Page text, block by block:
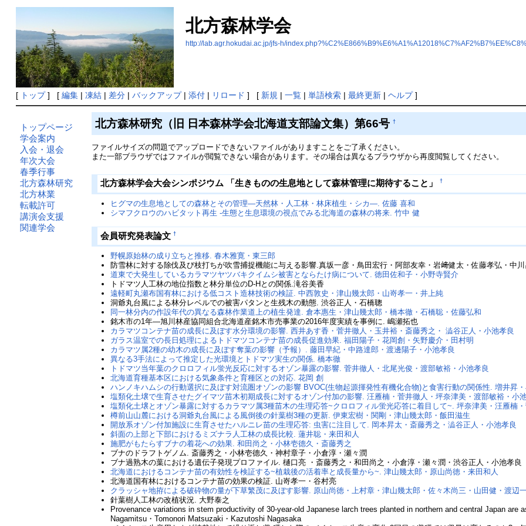
北方森林学会
http://lab.agr.hokudai.ac.jp/jfs-h/
[ トップ] [ 編集| 凍結| 差分| バックアップ| 添付| リロード ] [ 新規 | 一覧| 単語検索| 最終更新| ヘルプ]
トップページ
学会案内
入会・退会
年次大会
春季行事
北方森林研究
北方林業
転載許可
講演会支援
関連学会
北方森林研究（旧 日本森林学会北海道支部論文集）第66号†
ファイルサイズの問題でアップロードできないファイルがありますことをご了承ください。
また一部ブラウザではファイルが閲覧できない場合があります。その場合は異なるブラウザから再度閲覧してください。
北方森林学会大会シンポジウム 「生きものの生息地として森林管理に期待すること」 †
ヒグマの生息地としての森林とその管理―天然林・人工林・林床植生・シカ―. 佐藤 喜和
シマフクロウのハビタット再生 -生態と生息環境の視点でみる北海道の森林の将来. 竹中 健
会員研究発表論文 †
野幌原始林の成り立ちと推移. 春木雅寛・東三郎
防雪林に対する除伐及び枝打ちが吹雪捕捉機能に与える影響.真坂一彦・鳥田宏行・阿部友幸・岩﨑健太・佐藤孝弘・中
道東で大発生しているカラマツヤツバキクイムシ被害とならたけ病について. 徳田佐和子・小野寺賢介
トドマツ人工林の地位指数と林分単位のD-Hとの関係.滝谷美香
遠軽町丸瀬布国有林における低コスト造林技術の検証. 中西敦史・津山幾太郎・山嵜孝一・井上純
洞爺丸台風による林分レベルでの被害パタンと生残木の動態. 渋谷正人・石橋聰
同一林分内の作設年代の異なる森林作業道上の植生発達. 倉本惠生・津山幾太郎・橋本徹・石橋聡・佐藤弘和
銘木市の1年―旭川林産協同組合北海道産銘木市売事業の2016年度実績を事例に. 嶋瀬拓也
カラマツコンテナ苗の成長に及ぼす水分環境の影響. 西井あす香・菅井徹人・玉井裕・斎藤秀之・ 澁谷正人・小池孝良
ガラス温室での長日処理によるトドマツコンテナ苗の成長促進効果. 福田陽子・花岡創・矢野慶介・田村明
カラマツ属2種の幼木の成長に及ぼす奪葉の影響（予報）. 藤田早紀・中路達郎・渡邊陽子・小池孝良
異なる3手法によって推定した光環境とトドマツ実生の関係. 橋本徹
トドマツ当年葉のクロロフィル蛍光反応に対するオゾン暴露の影響. 菅井徹人・北尾光俊・渡部敏裕・小池孝良
北海道育種基本区における気象条件と育種区との対応. 花岡 創
ハンノキハムシの行動選択に及ぼす対流圏オゾンの影響 BVOC(生物起源揮発性有機化合物)と食害行動の関係性. 増井昇
塩類化土壌で生育させたグイマツ苗木初期成長に対するオゾン付加の影響. 汪雁楠・菅井徹人・坪奈津美・渡部敏裕・小
塩類化土壌とオゾン暴露に対するカラマツ属3種苗木の生理応答~クロロフィル蛍光応答に着目して~. 坪奈津美・汪雁楠
樽前山山麓における洞爺丸台風による風倒後の針葉樹3種の更新. 伊東宏樹・関剛・津山幾太郎・飯田滋生
開放系オゾン付加施設に生育させたハルニレ苗の生理応答: 虫害に注目して. 岡本昇太・斎藤秀之・澁谷正人・小池孝良
斜面の上部と下部におけるミズナラ人工林の成長比較. 蓮井聡・来田和人
施肥がもたらすブナの着花への効果. 和田尚之・小林壱德久・斎藤秀之
ブナのドラフトゲノム. 斎藤秀之・小林壱德久・神村章子・小倉淳・瀬々潤
ブナ過熟木の葉における遺伝子発現プロファイル. 樋口亮 ・斎藤秀之・和田尚之・小倉淳・瀬々潤・渋谷正人・小池孝良
北海道におけるコンテナ苗の有効性を検証する~植栽後の活着率と成長量から~. 津山幾太郎・原山尚徳・来田和人
北海道国有林におけるコンテナ苗の効果の検証. 山嵜孝一・谷村亮
クラッシャ地拵による破砕物の量が下草繁茂に及ぼす影響. 原山尚徳・上村章・津山幾太郎・佐々木尚三・山田健・渡辺
針葉樹人工林の改植状況. 大野泰之
Provenance variations in stem productivity of 30-year-old Japanese larch trees planted in northern and central Japan
Nagamitsu・Tomonori Matsuzaki・Kazutoshi Nagasaka